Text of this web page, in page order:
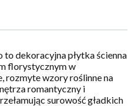
dekoracyjna płytka ścienna
florystycznym w
rozmyte wzory roślinne na
romantyczny i
surowość gładkich